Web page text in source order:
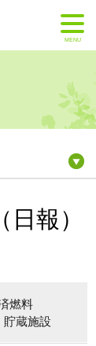
MENU
報）
燃料
貯蔵施設